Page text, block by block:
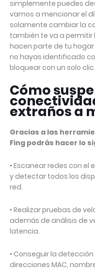
simplemente puedes
vamos a mencionar el
solamente cambiar la
también te va a permitir
hacen parte de tu
no hayas identificado
bloquear con un solo clic.
Cómo
extraños a
Gracias a las
Fing podrás hacer lo
• Escanear redes con el
y detectar todos los
red.
• Realizar pruebas de
además de análisis de
latencia.
• Conseguir la
direcciones MAC,